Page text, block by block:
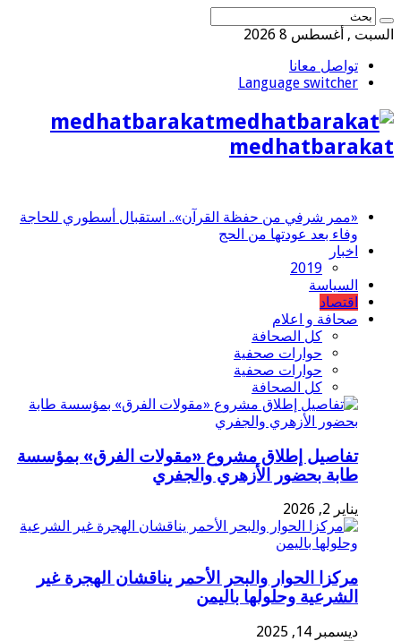
السبت , أغسطس 8 2026
تواصل معانا
Language switcher
medhatbarakat
medhatbarakat
«ممر شرفي من حفظة القرآن».. استقبال أسطوري للحاجة
وفاء بعد عودتها من الحج
اخبار
2019
السياسة
اقتصاد
صحافة و اعلام
كل الصحافة
حوارات صحفية
حوارات صحفية
كل الصحافة
تفاصيل إطلاق مشروع «مقولات الفرق» بمؤسسة
طابة بحضور الأزهري والجفري
يناير 2, 2026
مركزا الحوار والبحر الأحمر يناقشان الهجرة غير
الشرعية وحلولها باليمن
ديسمبر 14, 2025